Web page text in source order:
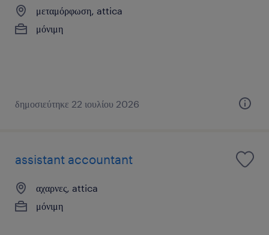
μεταμόρφωση, attica
μόνιμη
δημοσιεύτηκε 22 ιουλίου 2026
assistant accountant
αχαρνες, attica
μόνιμη